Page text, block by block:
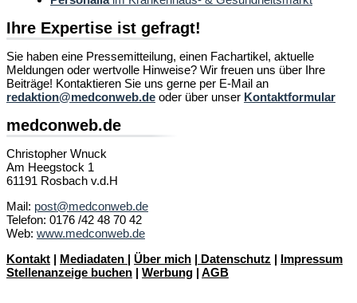
Ihre Expertise ist gefragt!
Sie haben eine Pressemitteilung, einen Fachartikel, aktuelle
Meldungen oder wertvolle Hinweise? Wir freuen uns über Ihre
Beiträge! Kontaktieren Sie uns gerne per E-Mail an
redaktion@medconweb.de oder über unser Kontaktformular
medconweb.de
Christopher Wnuck
Am Heegstock 1
61191 Rosbach v.d.H
Mail: post@medconweb.de
Telefon: 0176 /42 48 70 42
Web: www.medconweb.de
Kontakt | Mediadaten | Über mich | Datenschutz | Impressum
Stellenanzeige buchen | Werbung | AGB